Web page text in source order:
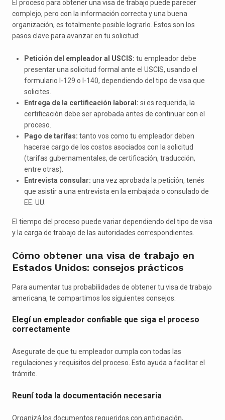
El proceso para obtener una visa de trabajo puede parecer
complejo, pero con la información correcta y una buena
organización, es totalmente posible lograrlo. Estos son los
pasos clave para avanzar en tu solicitud:
Petición del empleador al USCIS: tu empleador debe
presentar una solicitud formal ante el USCIS, usando el
formulario I-129 o I-140, dependiendo del tipo de visa que
solicites.
Entrega de la certificación laboral: si es requerida, la
certificación debe ser aprobada antes de continuar con el
proceso.
Pago de tarifas: tanto vos como tu empleador deben
hacerse cargo de los costos asociados con la solicitud
(tarifas gubernamentales, de certificación, traducción,
entre otras).
Entrevista consular: una vez aprobada la petición, tenés
que asistir a una entrevista en la embajada o consulado de
EE. UU.
El tiempo del proceso puede variar dependiendo del tipo de visa
y la carga de trabajo de las autoridades correspondientes.
Cómo obtener una visa de trabajo en
Estados Unidos: consejos prácticos
Para aumentar tus probabilidades de obtener tu visa de trabajo
americana, te compartimos los siguientes consejos:
Elegí un empleador confiable que siga el proceso
correctamente
Asegurate de que tu empleador cumpla con todas las
regulaciones y requisitos del proceso. Esto ayuda a facilitar el
trámite.
Reuní toda la documentación necesaria
Organizá los documentos requeridos con anticipación,